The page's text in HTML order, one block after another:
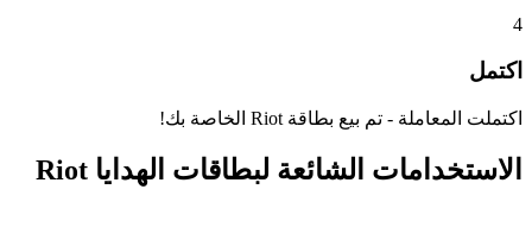
4
اكتمل
اكتملت المعاملة - تم بيع بطاقة Riot الخاصة بك!
الاستخدامات الشائعة لبطاقات الهدايا Riot